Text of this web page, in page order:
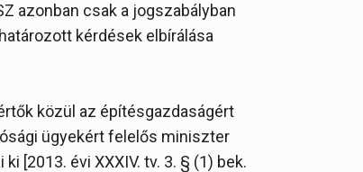
azonban csak a jogszabályban
kérdések elbírálása
közül az építésgazdaságért
ügyekért felelős miniszter
[2013. évi XXXIV. tv. 3. § (1) bek.